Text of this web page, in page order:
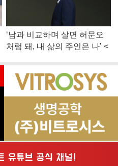
‘남과 비교하며 살면 허문오
처럼 돼, 내 삶의 주인은 나’ <